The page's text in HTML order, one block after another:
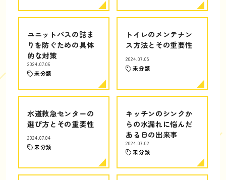
ユニットバスの詰ま
りを防ぐための具体
的な対策
2024.07.06
未分類
トイレのメンテナン
ス方法とその重要性
2024.07.05
未分類
水道救急センターの
選び方とその重要性
2024.07.04
未分類
キッチンのシンクか
らの水漏れに悩んだ
ある日の出来事
2024.07.02
未分類